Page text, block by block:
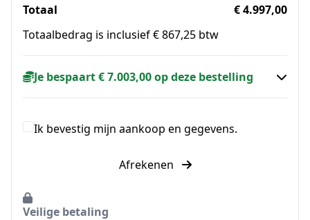
Totaal
€ 4.997,00
Totaalbedrag is inclusief € 867,25 btw
Je bespaart € 7.003,00 op deze bestelling
Ik bevestig mijn aankoop en gegevens.
Afrekenen
Veilige betaling